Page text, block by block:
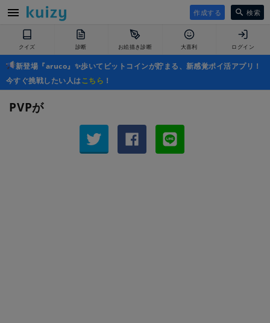
作成する 検索
クイズ 診断 お絵描き診断 大喜利 ログイン
新登場『aruco』✨歩いてビットコインが貯まる、新感覚ポイ活アプリ！
今すぐ挑戦したい人はこちら ！
PVPが